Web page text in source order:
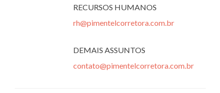
RECURSOS HUMANOS
rh@pimentelcorretora.com.br
DEMAIS ASSUNTOS
contato@pimentelcorretora.com.br